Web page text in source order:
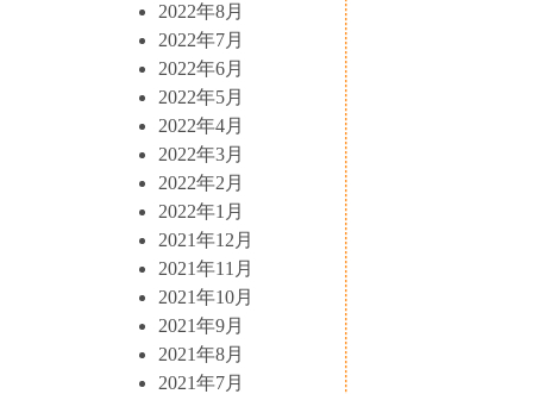
2022年8月
2022年7月
2022年6月
2022年5月
2022年4月
2022年3月
2022年2月
2022年1月
2021年12月
2021年11月
2021年10月
2021年9月
2021年8月
2021年7月